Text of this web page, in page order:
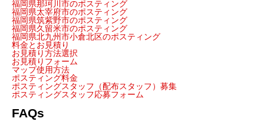
福岡県那珂川市のポスティング
福岡県太宰府市のポスティング
福岡県筑紫野市のポスティング
福岡県久留米市のポスティング
福岡県北九州市小倉北区のポスティング
料金とお見積り
お見積り方法選択
お見積りフォーム
マップ使用方法
ポスティング料金
ポスティングスタッフ（配布スタッフ）募集
ポスティングスタッフ応募フォーム
FAQs